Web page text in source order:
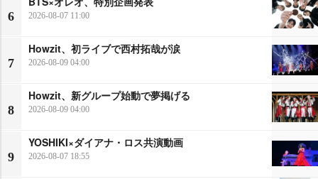
6 2026-08-07 11:00
7
Howzit、初ライブで西村拓哉が涙
2026-08-09 04:00
8
Howzit、新グループ始動で夢掲げる
2026-08-09 04:00
9
YOSHIKI×ダイアナ・ロス共演動画
2026-08-07 18:55